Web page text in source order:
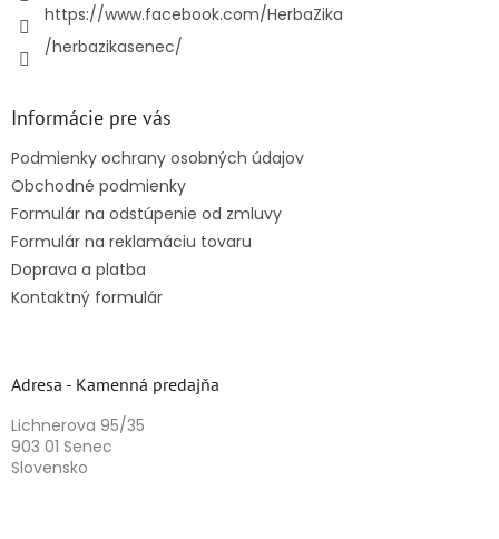
https://www.facebook.com/HerbaZika
/herbazikasenec/
Informácie pre vás
Podmienky ochrany osobných údajov
Obchodné podmienky
Formulár na odstúpenie od zmluvy
Formulár na reklamáciu tovaru
Doprava a platba
Kontaktný formulár
Adresa - Kamenná predajňa
Lichnerova 95/35
903 01 Senec
Slovensko